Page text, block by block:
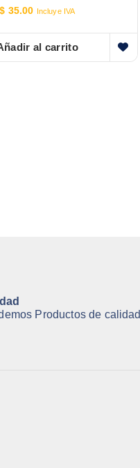
$ 35.00 Incluye IVA
al carrito
Productos de calidad